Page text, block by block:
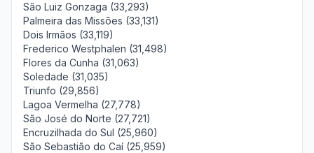
São Luiz Gonzaga (33,293)
Palmeira das Missões (33,131)
Dois Irmãos (33,119)
Frederico Westphalen (31,498)
Flores da Cunha (31,063)
Soledade (31,035)
Triunfo (29,856)
Lagoa Vermelha (27,778)
São José do Norte (27,721)
Encruzilhada do Sul (25,960)
São Sebastião do Caí (25,959)